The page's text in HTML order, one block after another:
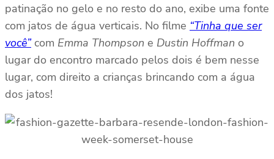
patinação no gelo e no resto do ano, exibe uma fonte
com jatos de água verticais. No filme “Tinha que ser
você”com Emma Thompson e Dustin Hoffman o
lugar do encontro marcado pelos dois é bem nesse
lugar, com direito a crianças brincando com a água
dos jatos!